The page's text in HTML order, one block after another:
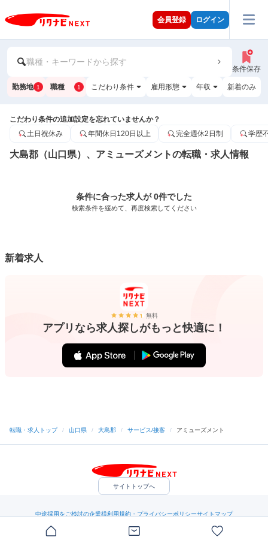
会員登録 ログイン
職種・キーワードから探す
条件保存
勤務地 1 職種 1 こだわり条件 雇用形態 年収 新着のみ
こだわり条件の追加設定を忘れていませんか？
土日祝休み
年間休日120日以上 完全週休2日制 学歴
大島郡（山口県）、アミューズメントの転職・求人情報
条件に合った求人が 0件でした
検索条件を緩めて、再度検索してください
新着求人
無料
アプリなら求人探しがもっと快適に！
転職・求人トップ / 山口県 / 大島郡 / サービス/接客 / アミューズメント
サイトトップへ
中途採用をご検討の企業様利用規約・プライバシーポリシーサイトマップ
（C）Indeed Inc.